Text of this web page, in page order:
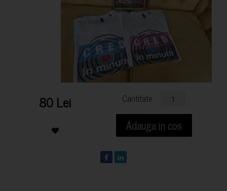
80 Lei Cantitate
Adauga in cos